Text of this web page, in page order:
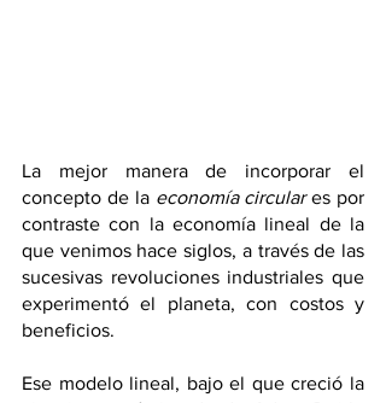
La mejor manera de incorporar el
concepto de la economía circular es por
contraste con la economía lineal de la
que venimos hace siglos, a través de las
sucesivas revoluciones industriales que
experimentó el planeta, con costos y
beneficios.
Ese modelo lineal, bajo el que creció la